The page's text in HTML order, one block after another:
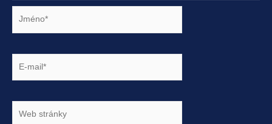
mail*